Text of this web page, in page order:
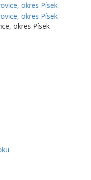
okres Písek